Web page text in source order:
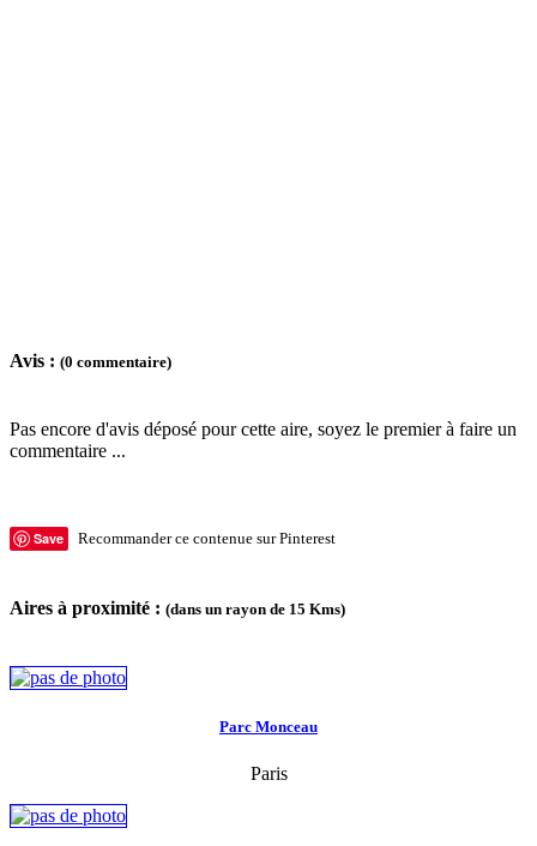
Avis : (0 commentaire)
Pas encore d'avis déposé pour cette aire, soyez le premier à faire un
commentaire ...
Save Recommander ce contenue sur Pinterest
Aires à proximité : (dans un rayon de 15 Kms)
Parc Monceau
Paris